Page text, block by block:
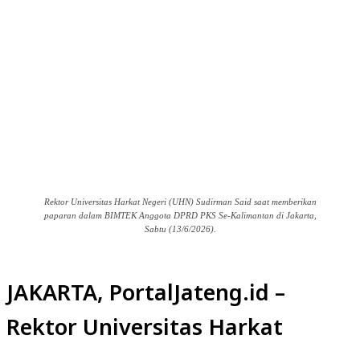
Rektor Universitas Harkat Negeri (UHN) Sudirman Said saat memberikan
paparan dalam BIMTEK Anggota DPRD PKS Se-Kalimantan di Jakarta,
Sabtu (13/6/2026).
JAKARTA, PortalJateng.id –
Rektor Universitas Harkat